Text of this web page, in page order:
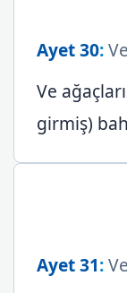
Ayet 30:
Ve
girmiş)
Ayet 31: